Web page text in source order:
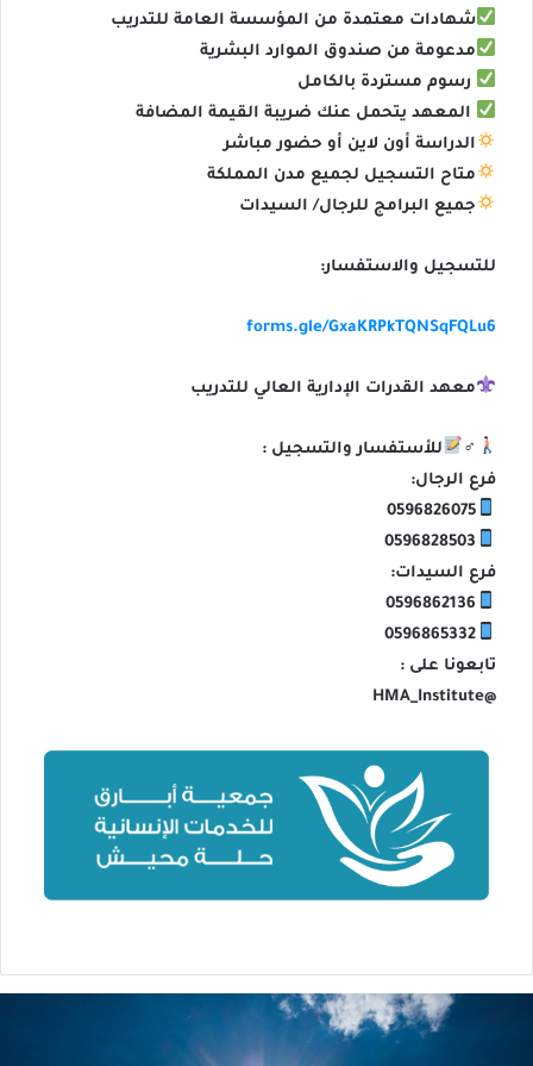
شهادات معتمدة من المؤسسة العامة للتدريب
مدعومة من صندوق الموارد البشرية
رسوم مستردة بالكامل
المعهد يتحمل عنك ضريبة القيمة المضافة
الدراسة أون لاين أو حضور مباشر
متاح التسجيل لجميع مدن المملكة
جميع البرامج للرجال/ السيدات
للتسجيل والاستفسار:
forms.gle/GxaKRPkTQNSqFQLu6
معهد القدرات الإدارية العالي للتدريب
‍♂
للأستفسار والتسجيل :
فرع الرجال:
0596826075
0596828503
فرع السيدات:
0596862136
0596865332
تابعونا على :
@HMA_Institute